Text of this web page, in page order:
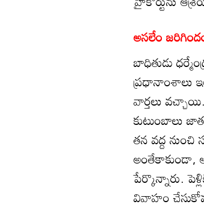
అసలేం
బాధితుడు
ప్రధానాంశాలు
వార్తలు
కుటుంబాలు
తన వద్ద నుంచి
అంతేకాకుండా,
పేర్కొన్నారు.
వివాహం